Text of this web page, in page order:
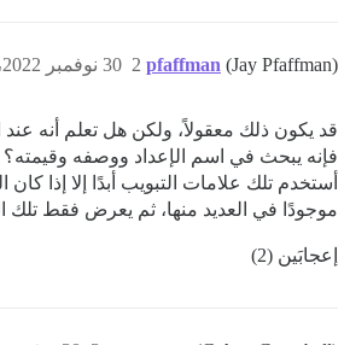
pfaffman (Jay Pfaffman) 30 نوفمبر 2022، 7:33م 2
قد يكون ذلك معقولاً، ولكن هل تعلم أنه عند
فإنه يبحث في اسم الإعداد ووصفه وقيمته؟
أستخدم تلك علامات التبويب أبدًا إلا إذا
موجودًا في العديد منها، ثم يعرض فقط تلك
إعجابَين (2)